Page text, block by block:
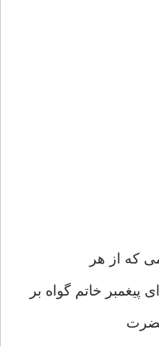
که از هر
پیغمبر خاتم گواه بر